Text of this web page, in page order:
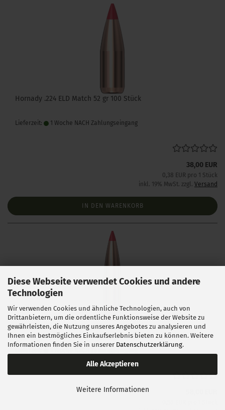
Diese Webseite verwendet Cookies und andere
Technologien
Wir verwenden Cookies und ähnliche Technologien, auch von
Drittanbietern, um die ordentliche Funktionsweise der Website zu
gewährleisten, die Nutzung unseres Angebotes zu analysieren und
Ihnen ein bestmögliches Einkaufserlebnis bieten zu können. Weitere
Informationen finden Sie in unserer Datenschutzerklärung.
Alle Akzeptieren
Weitere Informationen
Hornady .224 ELD Match 52 gr 100 Stück
Lieferzeit: 1 Woche NACH Zahlungseingang
38,00 EUR
0,38 EUR pro 1 Stück
inkl. 19% MwSt. zzgl. Versand
IN DEN WARENKORB
Hornady .243 ELD Match 108 gr 100 Stück